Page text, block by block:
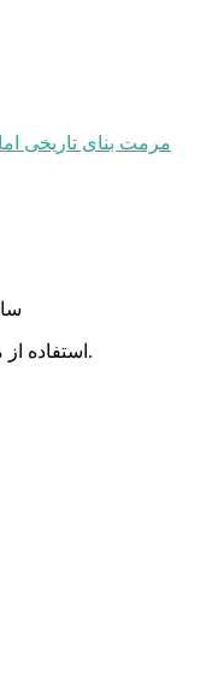
مرمت بنای تاریخی
استفاده از مطالب سایت با ذکر منبع بلامانع میباشد.